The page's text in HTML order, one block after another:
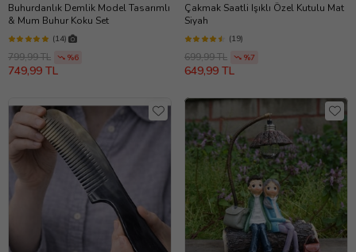
Buhurdanlık Demlik Model Tasarımlı
& Mum Buhur Koku Set
(14)
799,99 TL %6
749,99 TL
Çakmak Saatli Işıklı Özel Kutulu Mat
Siyah
(19)
699,99 TL %7
649,99 TL